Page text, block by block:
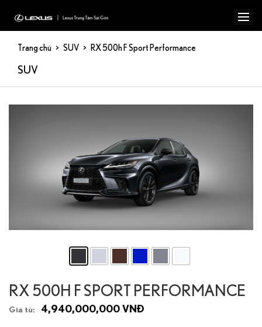
SUV
Trang chủ SUV RX 500h F Sport Performance
RX 500H F SPORT PERFORMANCE
Giá từ: 4,940,000,000 VNĐ